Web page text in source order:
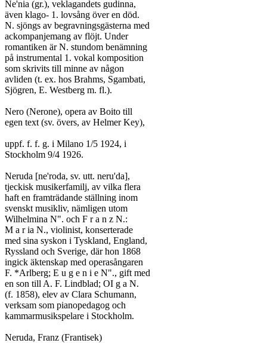
Ne'nia (gr.), veklagandets gudinna,
även klago- 1. lovsång över en död.
N. sjöngs av begravningsgästerna med
ackompanjemang av flöjt. Under
romantiken är N. stundom benämning
på instrumental 1. vokal komposition
som skrivits till minne av någon
avliden (t. ex. hos Brahms, Sgambati,
Sjögren, E. Westberg m. fl.).
Nero (Nerone), opera av Boito till
egen text (sv. övers, av Helmer Key),
uppf. f. f. g. i Milano 1/5 1924, i
Stockholm 9/4 1926.
Neruda [ne'roda, sv. utt. neru'da],
tjeckisk musikerfamilj, av vilka flera
haft en framträdande ställning inom
svenskt musikliv, nämligen utom
Wilhelmina N". och F r a n z N.:
M a r ia N., violinist, konserterade
med sina syskon i Tyskland, England,
Ryssland och Sverige, där hon 1868
ingick äktenskap med operasångaren
F. *Arlberg; E u g e n i e N"., gift med
en son till A. F. Lindblad; OI g a N.
(f. 1858), elev av Clara Schumann,
verksam som pianopedagog och
kammarmusikspelare i Stockholm.
Neruda, Franz (Frantisek)